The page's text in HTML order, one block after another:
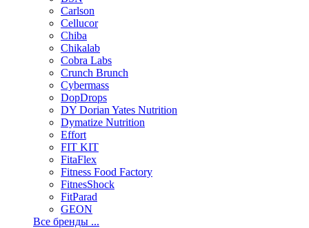
Carlson
Cellucor
Chiba
Chikalab
Cobra Labs
Crunch Brunch
Cybermass
DopDrops
DY Dorian Yates Nutrition
Dymatize Nutrition
Effort
FIT KIT
FitaFlex
Fitness Food Factory
FitnesShock
FitParad
GEON
Все бренды ...